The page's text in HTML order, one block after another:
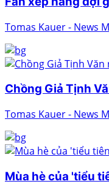
Tomas Kauer - News
Chồng Giả Tịnh
Tomas Kauer - News
Mùa hè của 'tiểu